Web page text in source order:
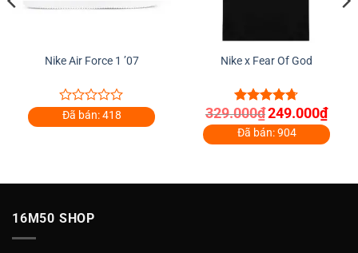
Nike Air Force 1 ’07
0
out
Đã bán: 418
Nike x Fear Of God
4.67out
of 5
329.000₫Giá
gốc
là:
329.000₫.
249.000₫Giá
hiện
tại
là:
Đã bán: 904
16M50 SHOP